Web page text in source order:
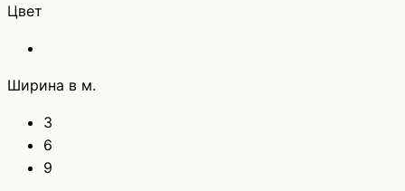
Цвет
Ширина в м.
3
6
9